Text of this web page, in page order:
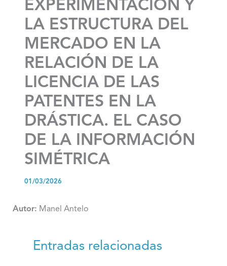
EXPERIMENTACIÓN Y
LA ESTRUCTURA DEL
MERCADO EN LA
RELACIÓN DE LA
LICENCIA DE LAS
PATENTES EN LA
DRÁSTICA. EL CASO
DE LA INFORMACIÓN
SIMÉTRICA
01/03/2026
Autor: Manel Antelo
Entradas relacionadas